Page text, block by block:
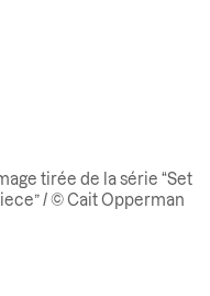
tirée de la série “Set
/ © Cait Opperman